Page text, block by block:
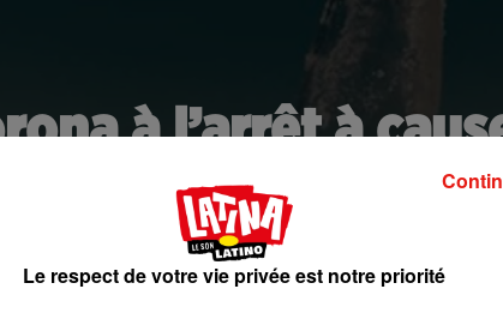
à l’arrêt à
Une activité jugée non essentielle par le
Le respect de votre vie privée est notre priorité